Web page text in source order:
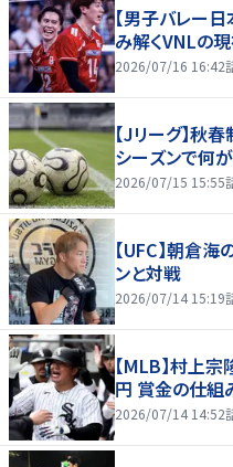
【男子バレー
み解くVNLの
2026/07/16 16:42
【Jリーグ】秋
シーズンで何
2026/07/15 15:55
【UFC】朝倉
ンと対戦
2026/07/14 15:19
【MLB】村上
円 賞金の仕組
2026/07/14 14:52